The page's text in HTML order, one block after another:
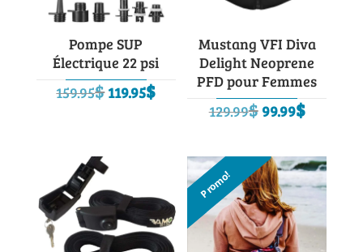
Pompe SUP
Électrique 22 psi
159.95$Le
159.95$.
119.95$Le
119.95$.
Mustang VFI Diva
Delight Neoprene
PFD pour Femmes
129.99$Le
initial
était :
129.99$.
99.99$Le
actuel
est :
99.99$.
Promo!